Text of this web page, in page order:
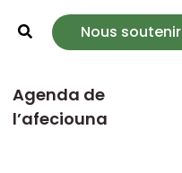
Rechercher
Nous soutenir
Agenda de
l’afeciouna